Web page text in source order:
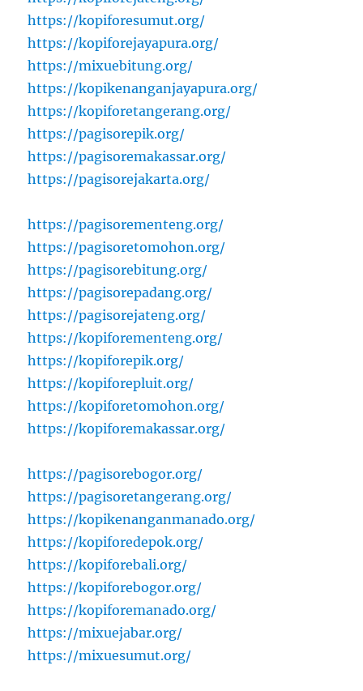
https://kopiforesumut.org/
https://kopiforejayapura.org/
https://mixuebitung.org/
https://kopikenanganjayapura.org/
https://kopiforetangerang.org/
https://pagisorepik.org/
https://pagisoremakassar.org/
https://pagisorejakarta.org/
https://pagisorementeng.org/
https://pagisoretomohon.org/
https://pagisorebitung.org/
https://pagisorepadang.org/
https://pagisorejateng.org/
https://kopiforementeng.org/
https://kopiforepik.org/
https://kopiforepluit.org/
https://kopiforetomohon.org/
https://kopiforemakassar.org/
https://pagisorebogor.org/
https://pagisoretangerang.org/
https://kopikenanganmanado.org/
https://kopiforedepok.org/
https://kopiforebali.org/
https://kopiforebogor.org/
https://kopiforemanado.org/
https://mixuejabar.org/
https://mixuesumut.org/